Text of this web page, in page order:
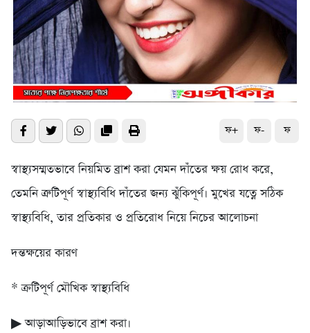
ফ+ ফ- ফ
স্বাস্থ্যসম্মতভাবে নিয়মিত ব্রাশ করা যেমন দাঁতের ক্ষয় রোধ করে,
তেমনি ত্রুটিপূর্ণ স্বাস্থ্যবিধি দাঁতের জন্য ঝুঁকিপূর্ণ। মুখের যত্নে সঠিক
স্বাস্থ্যবিধি, তার প্রতিকার ও প্রতিরোধ নিয়ে নিচের আলোচনা
দন্তক্ষয়ের কারণ
* ক্রটিপূর্ণ মৌখিক স্বাস্থ্যবিধি
▶ আড়াআড়িভাবে ব্রাশ করা।